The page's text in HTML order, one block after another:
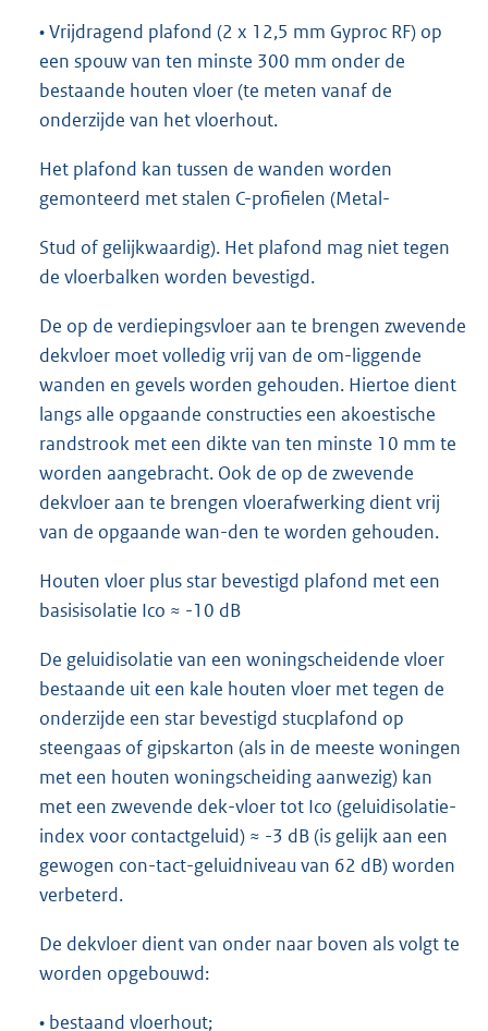
• Vrijdragend plafond (2 x 12,5 mm Gyproc RF) op
een spouw van ten minste 300 mm onder de
bestaande houten vloer (te meten vanaf de
onderzijde van het vloerhout.
Het plafond kan tussen de wanden worden
gemonteerd met stalen C-profielen (Metal-
Stud of gelijkwaardig). Het plafond mag niet tegen
de vloerbalken worden bevestigd.
De op de verdiepingsvloer aan te brengen zwevende
dekvloer moet volledig vrij van de om-liggende
wanden en gevels worden gehouden. Hiertoe dient
langs alle opgaande constructies een akoestische
randstrook met een dikte van ten minste 10 mm te
worden aangebracht. Ook de op de zwevende
dekvloer aan te brengen vloerafwerking dient vrij
van de opgaande wan-den te worden gehouden.
Houten vloer plus star bevestigd plafond met een
basisisolatie Ico ≈ -10 dB
De geluidisolatie van een woningscheidende vloer
bestaande uit een kale houten vloer met tegen de
onderzijde een star bevestigd stucplafond op
steengaas of gipskarton (als in de meeste woningen
met een houten woningscheiding aanwezig) kan
met een zwevende dek-vloer tot Ico (geluidisolatie-
index voor contactgeluid) ≈ -3 dB (is gelijk aan een
gewogen con-tact-geluidniveau van 62 dB) worden
verbeterd.
De dekvloer dient van onder naar boven als volgt te
worden opgebouwd:
• bestaand vloerhout;